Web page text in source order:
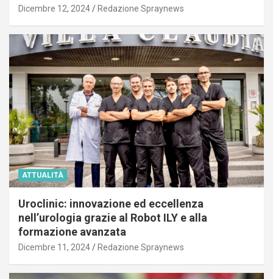
Dicembre 12, 2024 Redazione Spraynews
ATTUALITÀ
Uroclinic: innovazione ed eccellenza
nell’urologia grazie al Robot ILY e alla
formazione avanzata
Dicembre 11, 2024 Redazione Spraynews